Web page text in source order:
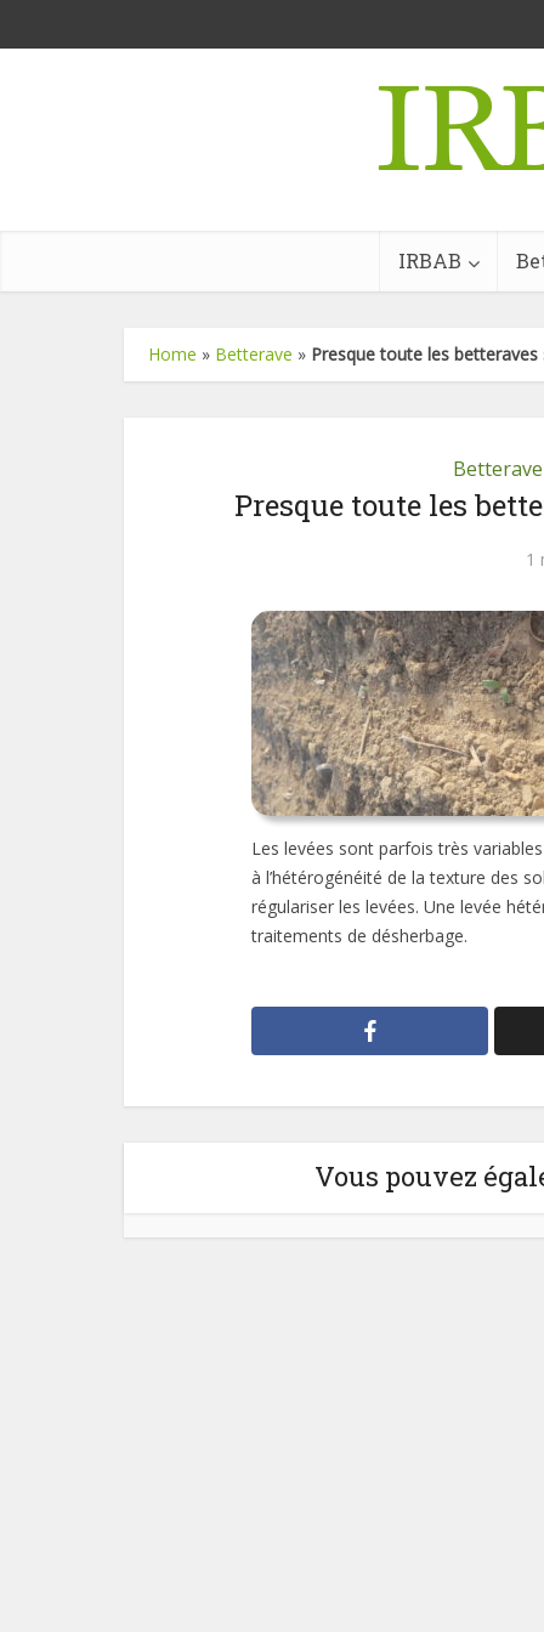
IRBAB
Home » Betterave » Presque toute les
Betterave
Presque toute les
1
Les levées sont parfois très
à l’hétérogénéité de la texture des
régulariser les levées. Une levée
traitements de désherbage.
Vous pouvez